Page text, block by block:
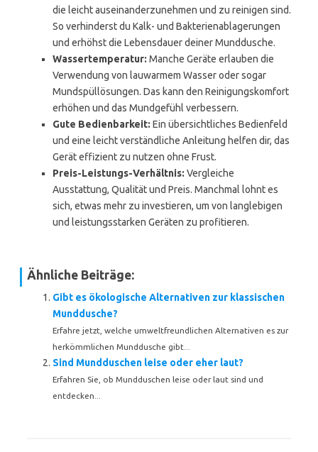
die leicht auseinanderzunehmen und zu reinigen sind.
So verhinderst du Kalk- und Bakterienablagerungen
und erhöhst die Lebensdauer deiner Munddusche.
Wassertemperatur: Manche Geräte erlauben die
Verwendung von lauwarmem Wasser oder sogar
Mundspüllösungen. Das kann den Reinigungskomfort
erhöhen und das Mundgefühl verbessern.
Gute Bedienbarkeit: Ein übersichtliches Bedienfeld
und eine leicht verständliche Anleitung helfen dir, das
Gerät effizient zu nutzen ohne Frust.
Preis-Leistungs-Verhältnis: Vergleiche
Ausstattung, Qualität und Preis. Manchmal lohnt es
sich, etwas mehr zu investieren, um von langlebigen
und leistungsstarken Geräten zu profitieren.
Ähnliche Beiträge:
Gibt es ökologische Alternativen zur klassischen
Munddusche?
Erfahre jetzt, welche umweltfreundlichen Alternativen es zur
herkömmlichen Munddusche gibt...
Sind Mundduschen leise oder eher laut?
Erfahren Sie, ob Mundduschen leise oder laut sind und
entdecken...